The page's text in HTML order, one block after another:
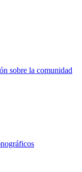
sobre la comunidad